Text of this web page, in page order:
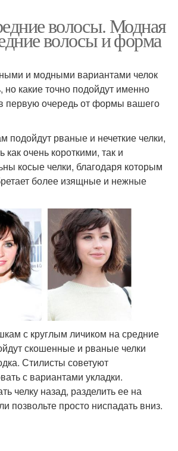
волосы. Модная
волосы и форма
и модными вариантами челок
какие точно подойдут именно
первую очередь от формы вашего
подойдут рваные и нечеткие челки,
как очень короткими, так и
косые челки, благодаря которым
более изящные и нежные
с круглым личиком на средние
скошенные и рваные челки
Стилисты советуют
с вариантами укладки.
челку назад, разделить ее на
позвольте просто ниспадать вниз.